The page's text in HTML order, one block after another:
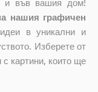
и във вашия дом!
нашия графичен
в уникални и
Изберете от
картини, които ще